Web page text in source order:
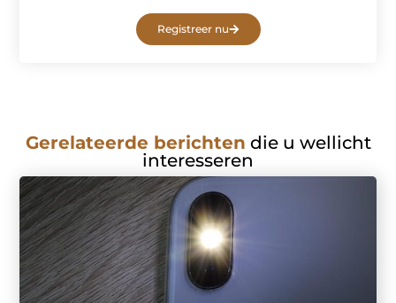
Registreer nu
Gerelateerde berichten die u wellicht
interesseren